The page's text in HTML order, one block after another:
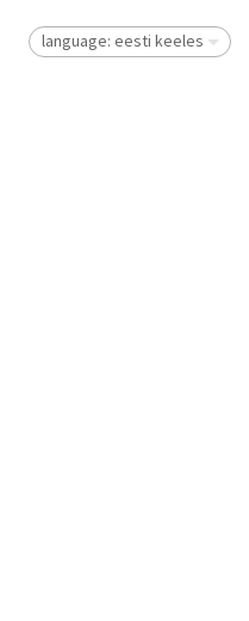
language: eesti keeles